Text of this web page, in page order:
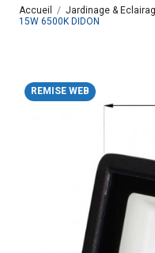
Accueil Jardinage &
15W 6500K DIDON
REMISE WEB